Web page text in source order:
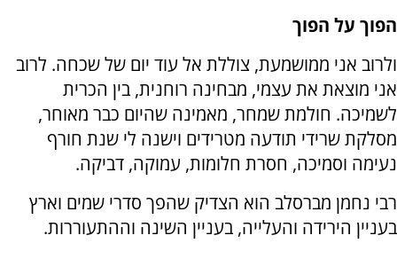
הפוך על הפוך
ולרוב אני ממושמעת, צוללת אל עוד יום של שכחה. לרוב
אני מוצאת את עצמי, מבחינה רוחנית, בין הכרית
לשמיכה. חולמת שמחר, מאמינה שהיום כבר מאוחר,
מסלקת שרידי תודעה מטרידים וישנה לי שנת חורף
נעימה וסמיכה, חסרת חלומות, עמוקה, דביקה.
רבי נחמן מברסלב הוא הצדיק שהפך סדרי שמים וארץ
בעניין הירידה והעלייה, בעניין השינה וההתעוררות.